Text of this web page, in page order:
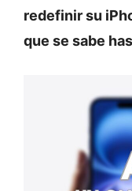
redefinir su
que se sabe